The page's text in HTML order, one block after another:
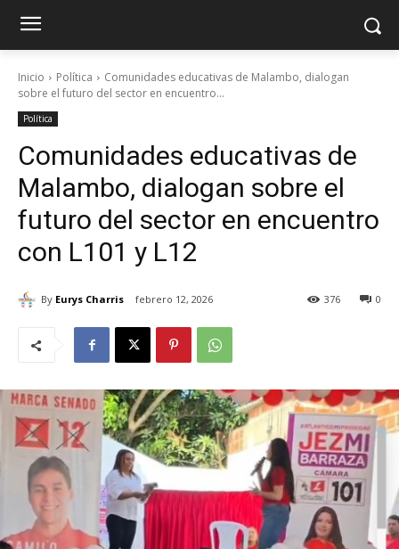
Inicio Política
Comunidades educativas de Malambo, dialogan
sobre el futuro del sector en encuentro...
Política
Comunidades educativas de
Malambo, dialogan sobre el
futuro del sector en encuentro
con L101 y L12
By Eurys Charris febrero 12, 2026 0
376